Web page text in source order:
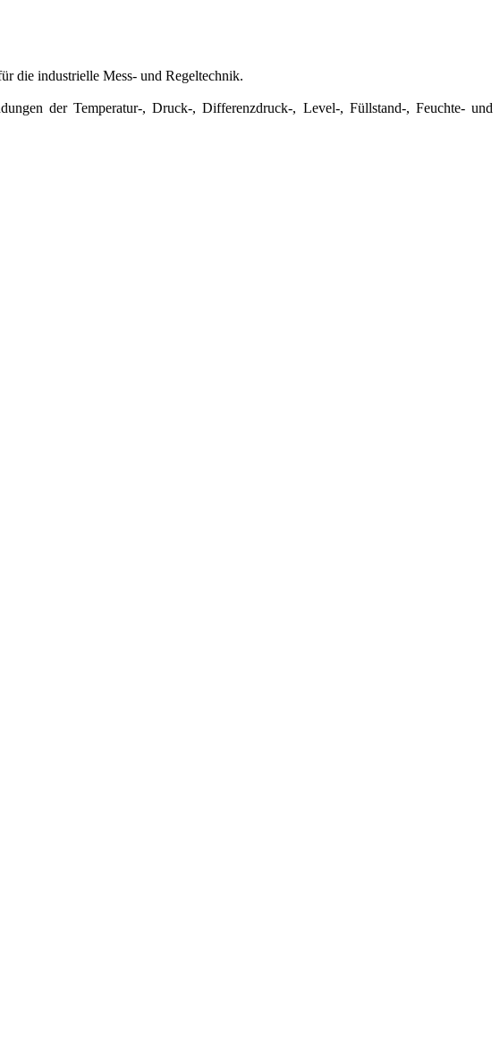
die industrielle Mess- und Regeltechnik.
der Temperatur-, Druck-, Differenzdruck-, Level-, Füllstand-, Feuchte- und